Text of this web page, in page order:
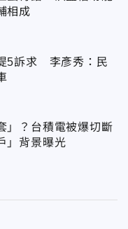
相成
5訴求 李彥秀：民
」？台積電被爆切斷
」背景曝光